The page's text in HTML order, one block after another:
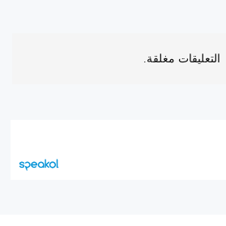
التعليقات مغلقة.